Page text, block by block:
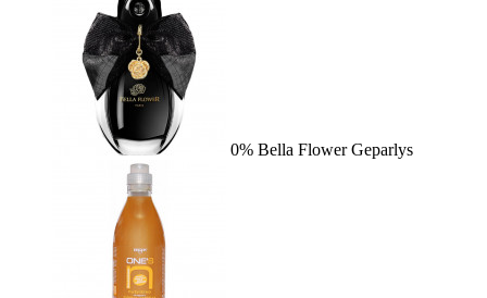
0% Bella Flower Geparlys